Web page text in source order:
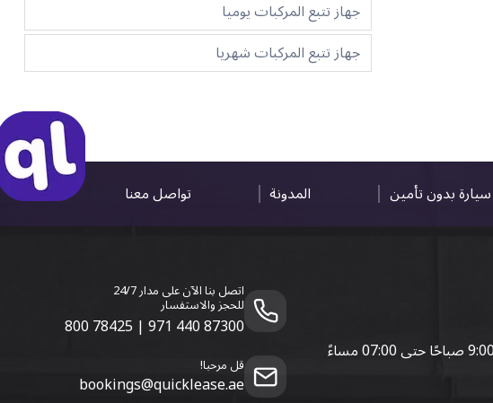
جهاز تتبع المركبات يوميا
جهاز تتبع المركبات شهريا
سيارة بدون تأمين المدونة تواصل معنا
اتصل بنا الآن على مدار 24/7
للحجز والاستفسار
800 78425 | 971 440 87300
قل مرحبا!
bookings@quicklease.ae